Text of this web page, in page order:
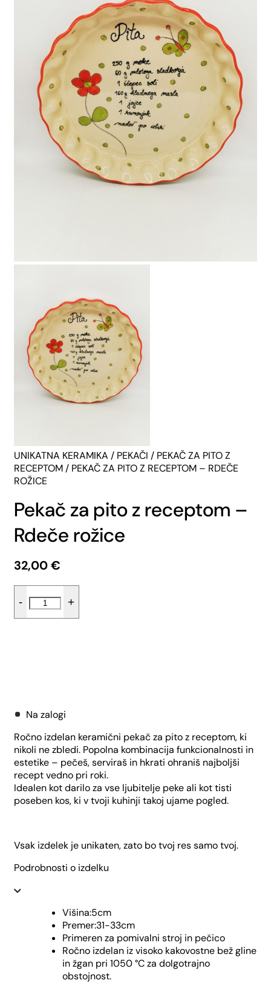
UNIKATNA KERAMIKA / PEKAČI / PEKAČ ZA PITO Z
RECEPTOM / PEKAČ ZA PITO Z RECEPTOM – RDEČE
ROŽICE
Pekač za pito z receptom –
Rdeče rožice
32,00€
-
pito
+
Na zalogi
Ročno izdelan keramični pekač za pito z receptom, ki
nikoli ne zbledi. Popolna kombinacija funkcionalnosti in
estetike – pečeš, serviraš in hkrati ohraniš najboljši
recept vedno pri roki.
Idealen kot darilo za vse ljubitelje peke ali kot tisti
poseben kos, ki v tvoji kuhinji takoj ujame pogled.
Vsak izdelek je unikaten, zato bo tvoj res samo tvoj.
Podrobnosti o izdelku
Višina:5cm
Premer:31-33cm
Primeren za pomivalni stroj in pečico
Ročno izdelan iz visoko kakovostne bež gline
in žgan pri 1050 °C za dolgotrajno
obstojnost.